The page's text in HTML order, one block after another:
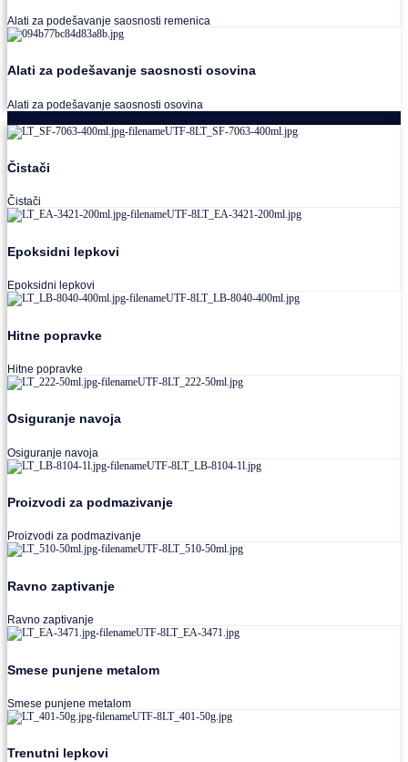
Alati za podešavanje saosnosti remenica
Alati za podešavanje saosnosti osovina
Alati za podešavanje saosnosti osovina
Čistači
Čistači
Epoksidni lepkovi
Epoksidni lepkovi
Hitne popravke
Hitne popravke
Osiguranje navoja
Osiguranje navoja
Proizvodi za podmazivanje
Proizvodi za podmazivanje
Ravno zaptivanje
Ravno zaptivanje
Smese punjene metalom
Smese punjene metalom
Trenutni lepkovi